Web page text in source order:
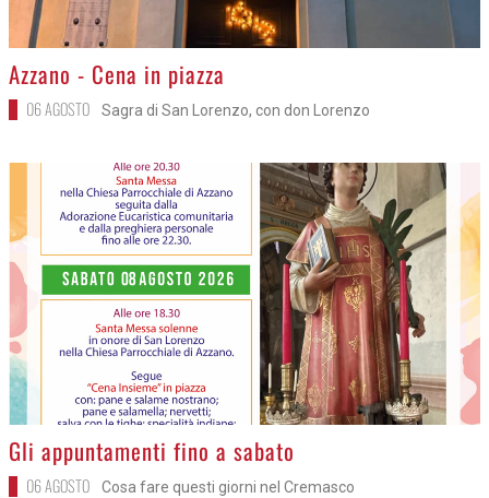
>
Azzano - Cena in piazza
06 AGOSTO Sagra di San Lorenzo, con don Lorenzo
>
Gli appuntamenti fino a sabato
06 AGOSTO Cosa fare questi giorni nel Cremasco